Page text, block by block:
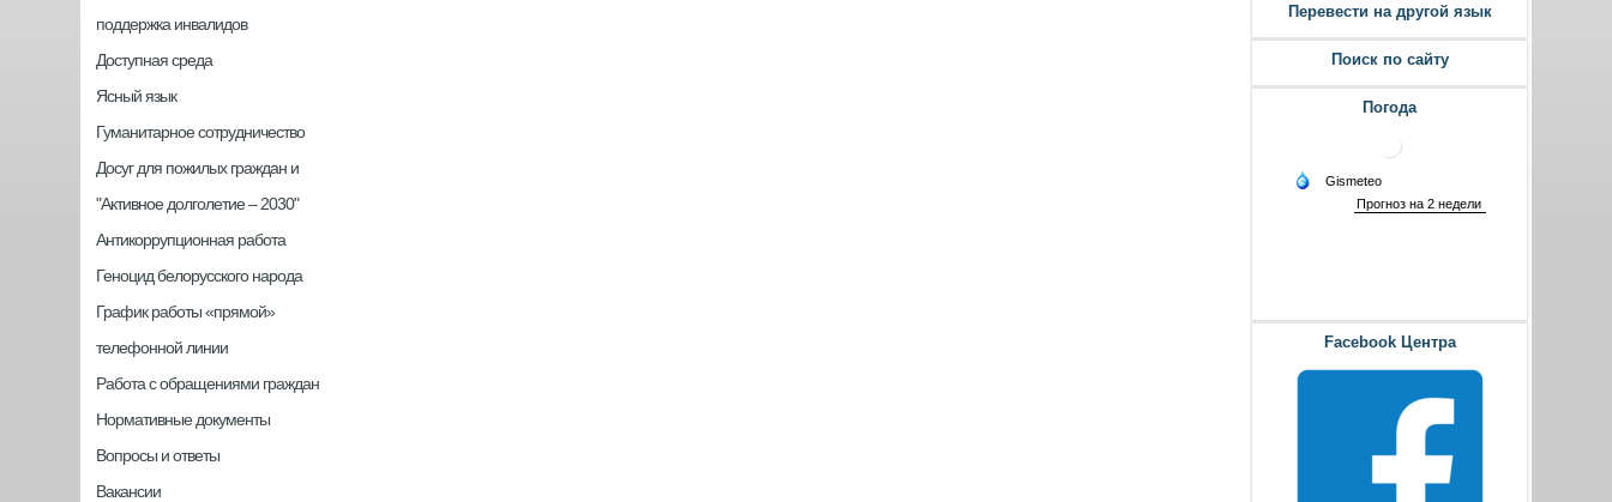
поддержка инвалидов
Доступная среда
Ясный язык
Гуманитарное сотрудничество
Досуг для пожилых граждан и
"Активное долголетие – 2030"
Антикоррупционная работа
Геноцид белорусского народа
График работы «прямой»
телефонной линии
Работа с обращениями граждан
Нормативные документы
Вопросы и ответы
Вакансии
Перевести на другой язык
Поиск по сайту
Погода
Facebook Центра